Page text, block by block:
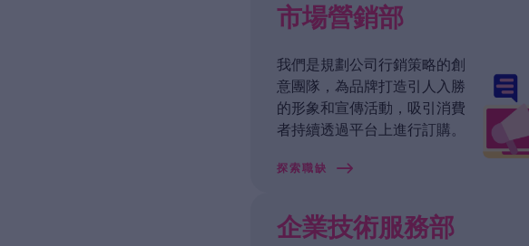
市場營銷部
我們是規劃公司行銷策略的創
意團隊，為品牌打造引人入勝
的形象和宣傳活動，吸引消費
者持續透過平台上進行訂購。
探索職缺
企業技術服務部